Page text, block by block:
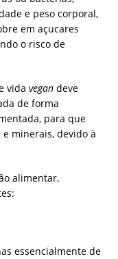
e peso corporal,
em açucares
o risco de
vidavegandeve
de forma
para que
minerais, devido à
alimentar,
essencialmente de